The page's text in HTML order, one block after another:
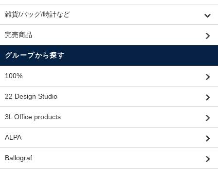
雑貨/バッグ/時計など
完売商品
グループから探す
100%
22 Design Studio
3L Office products
ALPA
Ballograf